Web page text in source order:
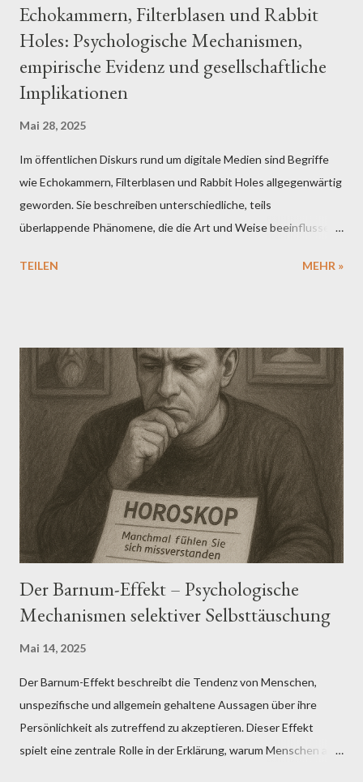
Echokammern, Filterblasen und Rabbit
Holes: Psychologische Mechanismen,
empirische Evidenz und gesellschaftliche
Implikationen
Mai 28, 2025
Im öffentlichen Diskurs rund um digitale Medien sind Begriffe
wie Echokammern, Filterblasen und Rabbit Holes allgegenwärtig
geworden. Sie beschreiben unterschiedliche, teils
überlappende Phänomene, die die Art und Weise beeinflussen,
weitergeben. Aus psychologischer Sicht verspricht ihre
mögen, so notwendig ist eine differenzierte Betrachtung ihrer
wissenschaftlichen Fundierung. Echokammern verweisen auf
kommunikative Räume, in denen homogene Meinungen
dominieren und abweichende Perspektiven systematisch
ausgeblendet werden. Aus sozialpsychologischer Sicht werden
Echokammern durch Prozesse wie Gruppenkohäsion, soziale
Identifikation und normative Konformität verstärkt (Tajfel &
Turner, 1986; Postmes et al., 2005). Empirische Studien zeigen,
TEILEN MEHR »
Der Barnum-Effekt – Psychologische
Mechanismen selektiver Selbsttäuschung
Mai 14, 2025
Der Barnum-Effekt beschreibt die Tendenz von Menschen,
unspezifische und allgemein gehaltene Aussagen über ihre
Persönlichkeit als zutreffend zu akzeptieren. Dieser Effekt
spielt eine zentrale Rolle in der Erklärung, warum Menschen an